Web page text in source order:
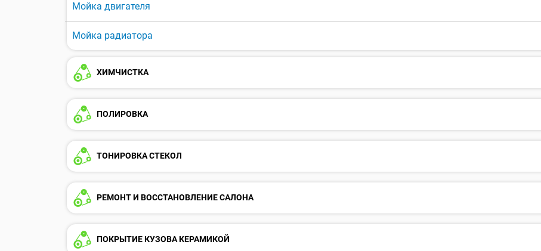
Мойка двигателя
Мойка радиатора
ХИМЧИСТКА
ПОЛИРОВКА
ТОНИРОВКА СТЕКОЛ
РЕМОНТ И ВОССТАНОВЛЕНИЕ САЛОНА
ПОКРЫТИЕ КУЗОВА КЕРАМИКОЙ